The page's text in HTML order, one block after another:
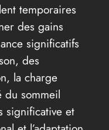
temporaires
des gains
significatifs
des
la charge
du sommeil
significative et